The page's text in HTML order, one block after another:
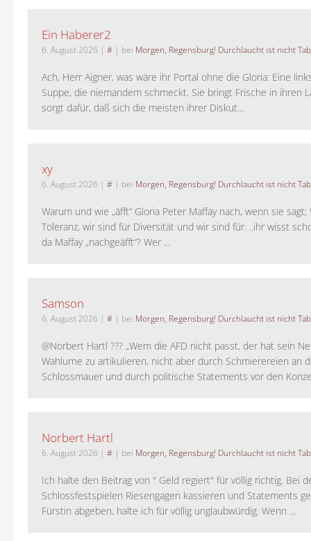
Ein Haberer2
6. August 2026 | # | bei Morgen, Regensburg! Durchlaucht ist nicht
Ach, Herr Aigner, was wäre ihr Portal ohne die Gloria: Eine
Suppe, die niemandem schmeckt. Sie bringt Frische in ihren
sorgt dafür, daß sich die meisten ihrer Diskut...
xy
6. August 2026 | # | bei Morgen, Regensburg! Durchlaucht ist nicht
Warum und wie „äfft“ Gloria Peter Maffay nach, wenn sie
Toleranz, wir sind für Diversität und wir sind für. ..ihr wisst
da Maffay „nachgeäfft“? Wer ...
Samson
6. August 2026 | # | bei Morgen, Regensburg! Durchlaucht ist nicht
@Norbert Hartl ??? „Wem die AFD nicht passt, der hat sein
Wahlurne zu artikulieren, nicht aber durch Schmierereien an
Schlossmauer und durch politische Statements vor den
Norbert Hartl
6. August 2026 | # | bei Morgen, Regensburg! Durchlaucht ist nicht
Ich halte den Beitrag von " Geld regiert" für völlig richtig. Bei
Schlossfestspielen Riesengagen kassieren und Statements
Fürstin abgeben, halte ich für völlig unglaubwürdig. Wenn ...